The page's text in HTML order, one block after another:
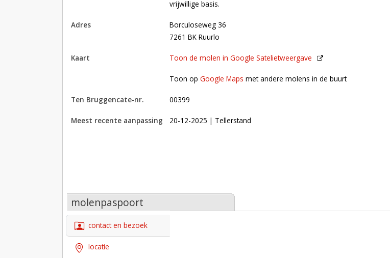
vrijwillige basis.
adres
Borculoseweg 36
7261 BK Ruurlo
kaart Toon de molen in Google Satelietweergave
Toon op Google Maps met andere molens in de buurt
Toon op Google Maps met andere molens in de buurt
Ten Bruggencate-nr. 00399
Meest recente aanpassing 20-12-2025 | Tellerstand
molenpaspoort
contact en bezoek
locatie